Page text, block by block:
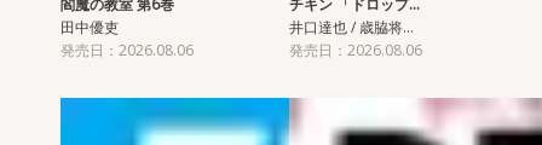
閻魔の教室 第6巻
田中優吏
発売日：2026.08.06
チキン 「ドロップ…
井口達也 / 歳脇将…
発売日：2026.08.06